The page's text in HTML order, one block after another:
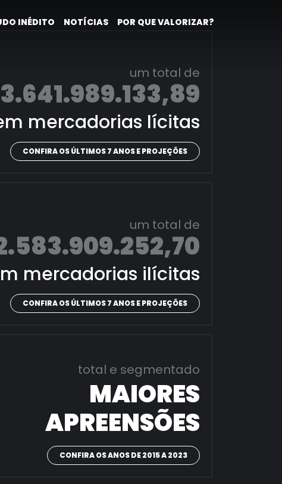
INÉDITO NOTÍCIAS POR QUE VALORIZAR?
um total de
3.641.989.133,89
mercadorias lícitas
CONFIRA OS ÚLTIMOS 7 ANOS E PROJEÇÕES
um total de
mercadorias ilícitas
CONFIRA OS ÚLTIMOS 7 ANOS E PROJEÇÕES
total e segmentado
MAIORES
APREENSÕES
CONFIRA OS ANOS DE 2015 A 2023